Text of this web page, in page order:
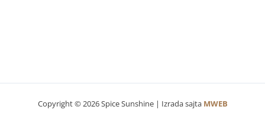
Copyright © 2026 Spice Sunshine | Izrada sajta MWEB